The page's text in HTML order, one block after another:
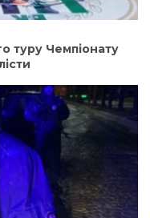
туру Чемпіонату